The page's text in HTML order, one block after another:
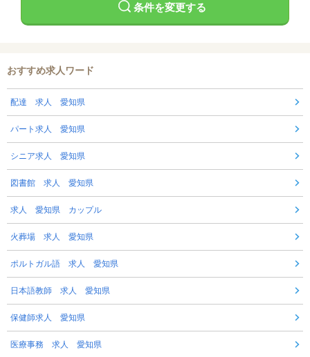
条件を変更する
おすすめ求人ワード
配達 求人 愛知県
パート求人 愛知県
シニア求人 愛知県
図書館 求人 愛知県
求人 愛知県 カップル
火葬場 求人 愛知県
ポルトガル語 求人 愛知県
日本語教師 求人 愛知県
保健師求人 愛知県
医療事務 求人 愛知県